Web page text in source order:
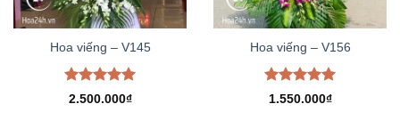
Hoa viếng – V145
Được xếp
2.500.000₫
Hoa viếng – V156
Được xếp
1.550.000₫